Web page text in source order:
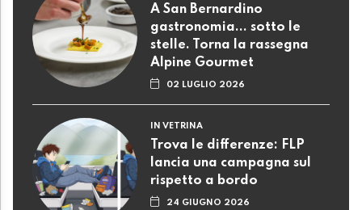
A San Bernardino
gastronomia... sotto le
stelle. Torna la rassegna
Alpine Gourmet
02 LUGLIO 2026
IN VETRINA
Trova le differenze: FLP
lancia una campagna sul
rispetto a bordo
24 GIUGNO 2026